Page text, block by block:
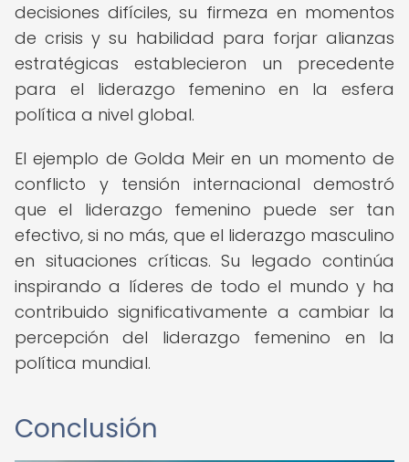
decisiones difíciles, su firmeza en momentos
de crisis y su habilidad para forjar alianzas
estratégicas establecieron un precedente
para el liderazgo femenino en la esfera
política a nivel global.
El ejemplo de Golda Meir en un momento de
conflicto y tensión internacional demostró
que el liderazgo femenino puede ser tan
efectivo, si no más, que el liderazgo masculino
en situaciones críticas. Su legado continúa
inspirando a líderes de todo el mundo y ha
contribuido significativamente a cambiar la
percepción del liderazgo femenino en la
política mundial.
Conclusión